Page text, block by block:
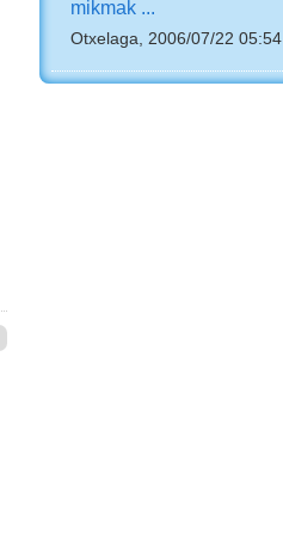
mikmak ...
Otxelaga, 2006/07/22 05:54